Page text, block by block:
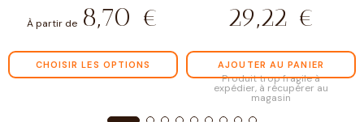
À partir de 8,70 €
CHOISIR LES OPTIONS
29,22 €
AJOUTER AU PANIER
Produit trop fragile à
expédier, à récupérer au
magasin